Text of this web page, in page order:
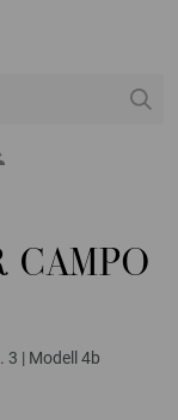
CAMPO
3 | Modell 4b